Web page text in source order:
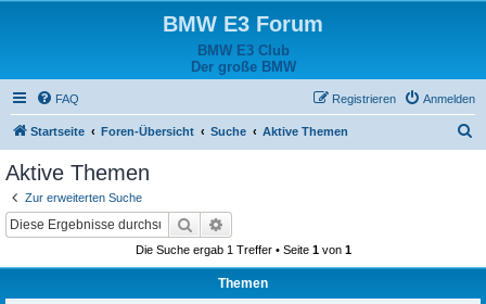
BMW E3 Forum
BMW E3 Club
Der große BMW
FAQ Anmelden
Registrieren
Startseite Foren-Übersicht Suche Aktive Themen
Aktive Themen
Zur erweiterten Suche
Suche
Die Suche ergab 1 Treffer • Seite 1von 1
Themen